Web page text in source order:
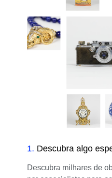
1. Descubra algo
Descubra milhares de